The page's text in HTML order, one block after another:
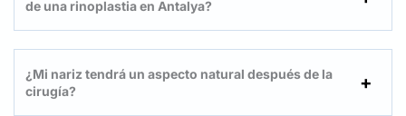
de una rinoplastia en Antalya?
¿Mi nariz tendrá un aspecto natural después de la
cirugía?